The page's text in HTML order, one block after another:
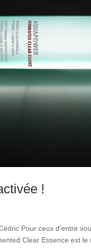
!
Pour ceux d’entre
Clear Essence est